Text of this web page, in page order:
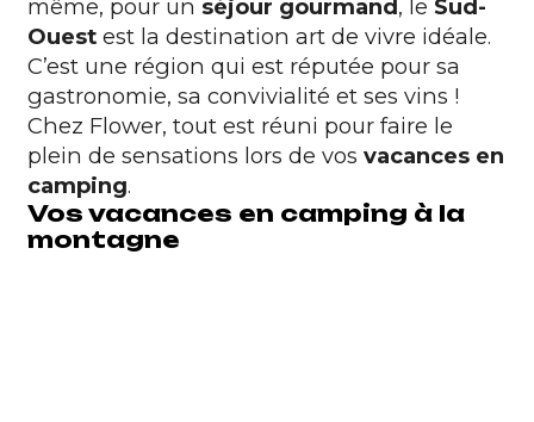
même, pour un séjour gourmand, le Sud-
Ouestest la destination art de vivre idéale.
C’est une région qui est réputée pour sa
gastronomie, sa convivialité et ses vins !
Chez Flower, tout est réuni pour faire le
plein de sensations lors de vos vacances en
camping.
Vos vacances en camping à la
montagne